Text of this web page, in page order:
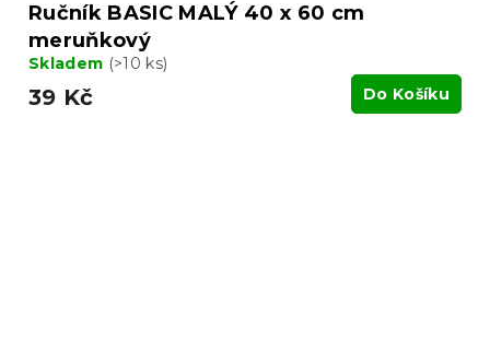
Ručník BASIC MALÝ 40 x 60 cm
meruňkový
Skladem (>10 ks)
39 Kč Do Košíku